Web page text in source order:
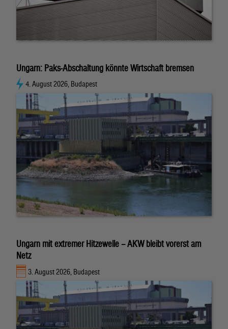
Ungarn: Paks-Abschaltung könnte Wirtschaft bremsen
4. August 2026, Budapest
Ungarn mit extremer Hitzewelle – AKW bleibt vorerst am
Netz
3. August 2026, Budapest